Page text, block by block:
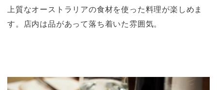
上質なオーストラリアの食材を使った料理が楽しめま
す。店内は品があって落ち着いた雰囲気。